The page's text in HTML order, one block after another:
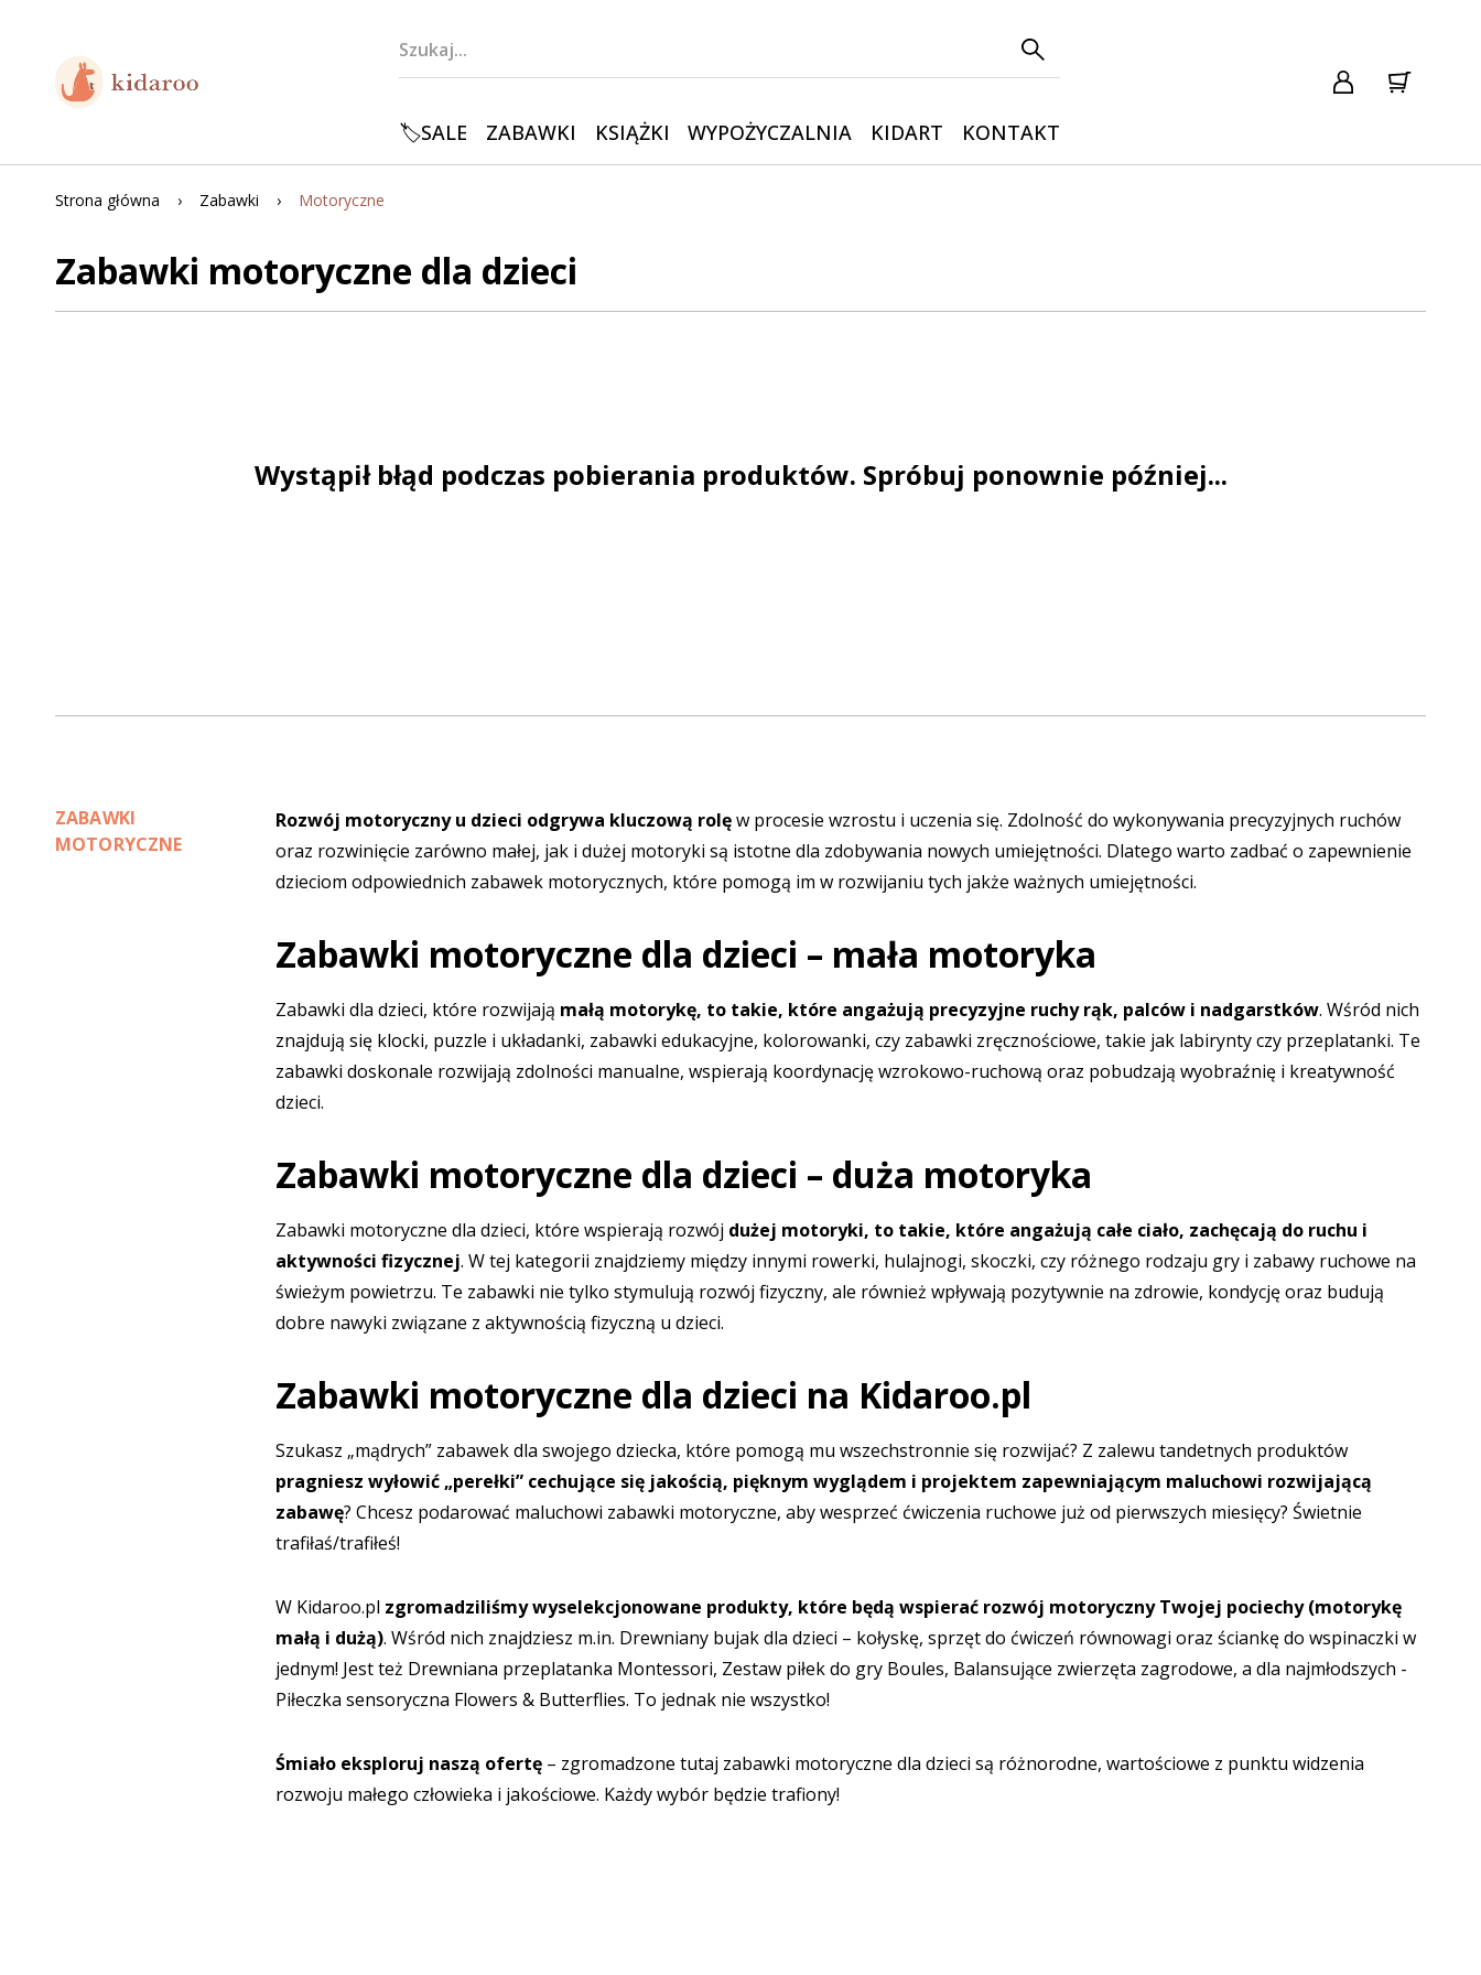
🏷️SALE ZABAWKI KSIĄŻKI WYPOŻYCZALNIA KIDART KONTAKT
Strona główna Zabawki Motoryczne
Zabawki motoryczne dla dzieci
Wystąpił błąd podczas pobierania produktów. Spróbuj ponownie później...
ZABAWKI
MOTORYCZNE
Rozwój motoryczny u dzieci odgrywa kluczową rolęw procesie wzrostu i uczenia się. Zdolność do wykonywania precyzyjnych ruchów
oraz rozwinięcie zarówno małej, jak i dużej motoryki są istotne dla zdobywania nowych umiejętności. Dlatego warto zadbać o zapewnienie
dzieciom odpowiednich zabawek motorycznych, które pomogą im w rozwijaniu tych jakże ważnych umiejętności.
Zabawki motoryczne dla dzieci – mała motoryka
Zabawki dla dzieci, które rozwijają małą motorykę, to takie, które angażują precyzyjne ruchy rąk, palców i nadgarstków. Wśród nich
znajdują się klocki, puzzle i układanki, zabawki edukacyjne, kolorowanki, czy zabawki zręcznościowe, takie jak labirynty czy przeplatanki. Te
zabawki doskonale rozwijają zdolności manualne, wspierają koordynację wzrokowo-ruchową oraz pobudzają wyobraźnię i kreatywność
dzieci.
Zabawki motoryczne dla dzieci – duża motoryka
Zabawki motoryczne dla dzieci, które wspierają rozwój dużej motoryki, to takie, które angażują całe ciało, zachęcają do ruchu i
aktywności fizycznej. W tej kategorii znajdziemy między innymi rowerki, hulajnogi, skoczki, czy różnego rodzaju gry i zabawy ruchowe na
świeżym powietrzu. Te zabawki nie tylko stymulują rozwój fizyczny, ale również wpływają pozytywnie na zdrowie, kondycję oraz budują
dobre nawyki związane z aktywnością fizyczną u dzieci.
Zabawki motoryczne dla dzieci na Kidaroo.pl
Szukasz „mądrych” zabawek dla swojego dziecka, które pomogą mu wszechstronnie się rozwijać? Z zalewu tandetnych produktów
pragniesz wyłowić „perełki” cechujące się jakością, pięknym wyglądem i projektem zapewniającym maluchowi rozwijającą
zabawę? Chcesz podarować maluchowi zabawki motoryczne, aby wesprzeć ćwiczenia ruchowe już od pierwszych miesięcy? Świetnie
trafiłaś/trafiłeś!
W Kidaroo.pl zgromadziliśmy wyselekcjonowane produkty, które będą wspierać rozwój motoryczny Twojej pociechy (motorykę
małą i dużą). Wśród nich znajdziesz m.in. Drewniany bujak dla dzieci – kołyskę, sprzęt do ćwiczeń równowagi oraz ściankę do wspinaczki w
jednym! Jest też Drewniana przeplatanka Montessori, Zestaw piłek do gry Boules, Balansujące zwierzęta zagrodowe, a dla najmłodszych -
Piłeczka sensoryczna Flowers & Butterflies. To jednak nie wszystko!
Śmiało eksploruj naszą ofertę – zgromadzone tutaj zabawki motoryczne dla dzieci są różnorodne, wartościowe z punktu widzenia
rozwoju małego człowieka i jakościowe. Każdy wybór będzie trafiony!